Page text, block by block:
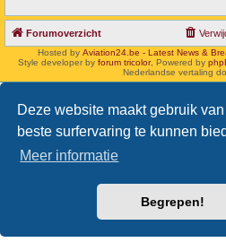
Deze website maakt gebruik
beste surfervaring te kunnen
Meer informatie
Begrepen!
Forumoverzicht
Hosted by Aviation24.be - Latest News &
Style developer by forum tricolor, Powered by
Nederlandse vertaling